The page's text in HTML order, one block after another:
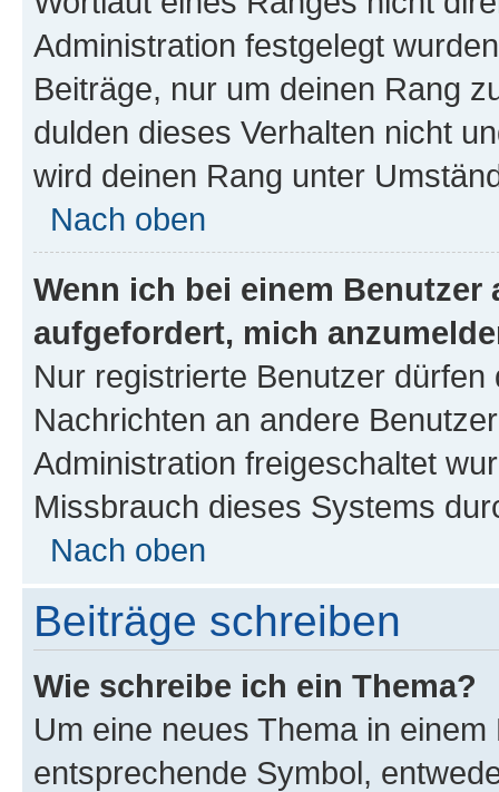
Administration festgelegt
Beiträge, nur um deinen Rang
dulden dieses Verhalten nicht
wird deinen Rang unter
Nach oben
Wenn ich bei einem
aufgefordert, mich
Nur registrierte Benutzer
Nachrichten an andere
Administration freigeschaltet
Missbrauch dieses Systems
Nach oben
Beiträge schreiben
Wie schreibe ich ein Thema?
Um eine neues Thema in
entsprechende Symbol,